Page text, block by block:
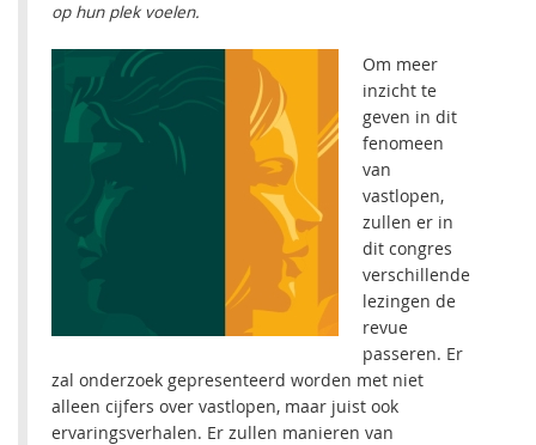
op hun plek voelen.
Om meer
inzicht te
geven in dit
fenomeen
van
vastlopen,
zullen er in
dit congres
verschillende
lezingen de
revue
passeren. Er
zal onderzoek gepresenteerd worden met niet
alleen cijfers over vastlopen, maar juist ook
ervaringsverhalen. Er zullen manieren van